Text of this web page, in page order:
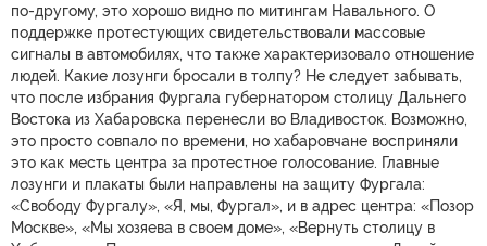
по-другому, это хорошо видно по митингам Навального. О
поддержке протестующих свидетельствовали массовые
сигналы в автомобилях, что также характеризовало отношение
людей. Какие лозунги бросали в толпу? Не следует забывать,
что после избрания Фургала губернатором столицу Дальнего
Востока из Хабаровска перенесли во Владивосток. Возможно,
это просто совпало по времени, но хабаровчане восприняли
это как месть центра за протестное голосование. Главные
лозунги и плакаты были направлены на защиту Фургала:
«Свободу Фургалу», «Я, мы, Фургал», и в адрес центра: «Позор
Москве», «Мы хозяева в своем доме», «Вернуть столицу в